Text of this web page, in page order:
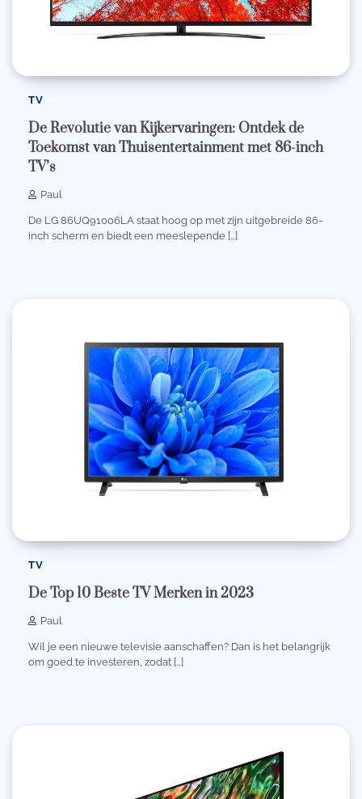
TV
De Revolutie van Kijkervaringen: Ontdek de
Toekomst van Thuisentertainment met 86-inch
TV’s
Paul
De LG 86UQ91006LA staat hoog op met zijn uitgebreide 86-
inch scherm en biedt een meeslepende […]
TV
De Top 10 Beste TV Merken in 2023
Paul
Wil je een nieuwe televisie aanschaffen? Dan is het belangrijk
om goed te investeren, zodat […]